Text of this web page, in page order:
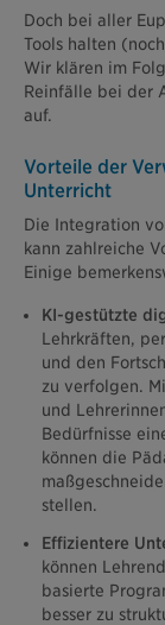
Doch bei aller
Tools halten
Wir klären im
Reinfälle bei der
auf.
Vorteile der
Unterricht
Die Integration
kann zahlreiche
Einige
KI-gestützte
Lehrkräften,
und den
zu verfolgen.
und
Bedürfnisse
können die
stellen.
Effizientere
können
basierte
besser zu